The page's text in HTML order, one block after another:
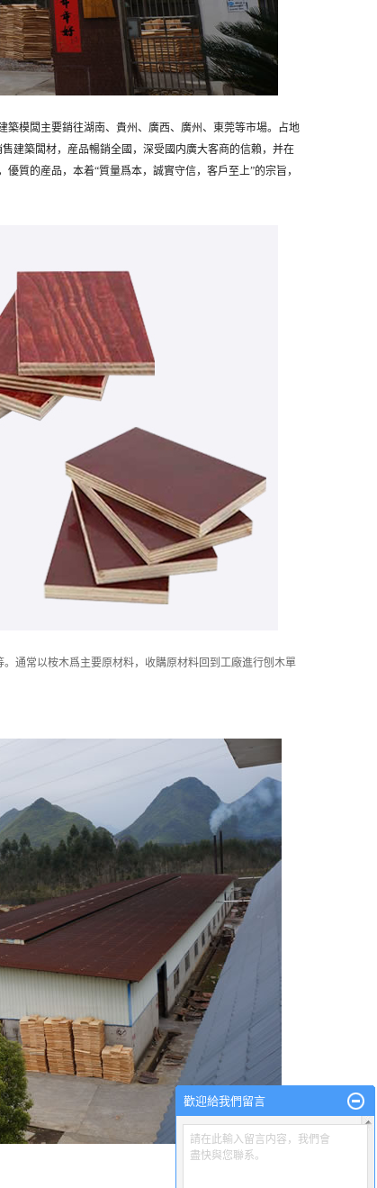
築模闆主要銷往湖南、貴州、廣西、廣州、東莞等市場。 占地
建築闆材，産品暢銷全國，深受國内廣大客商的信賴，并在
質的産品，本着“質量爲本，誠實守信，客戶至上”的宗旨，
。通常以桉木爲主要原材料，收購原材料回到工廠進行刨木單
歡迎給我們留言
請在此輸入留言内容，我們會
盡快與您聯系。